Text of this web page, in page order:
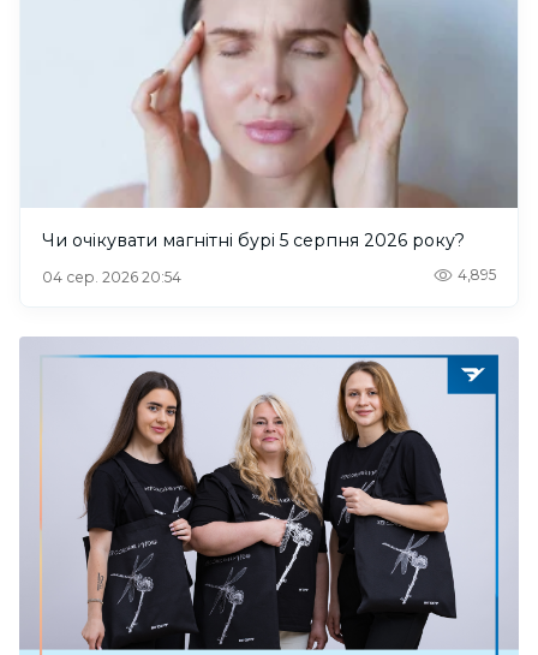
Чи очікувати магнітні бурі 5 серпня 2026 року?
04 сер. 2026 20:54 4,895